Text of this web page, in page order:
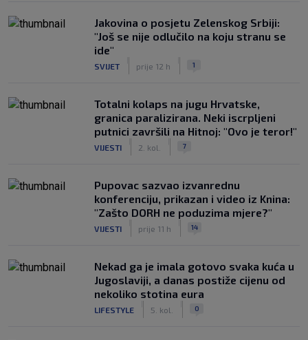
Jakovina o posjetu Zelenskog Srbiji:
"Još se nije odlučilo na koju stranu se
ide"
SVIJET prije 12 h 1
Totalni kolaps na jugu Hrvatske,
granica paralizirana. Neki iscrpljeni
putnici završili na Hitnoj: "Ovo je teror!"
VIJESTI 2. kol. 7
Pupovac sazvao izvanrednu
konferenciju, prikazan i video iz Knina:
"Zašto DORH ne poduzima mjere?"
VIJESTI prije 11 h 14
Nekad ga je imala gotovo svaka kuća u
Jugoslaviji, a danas postiže cijenu od
nekoliko stotina eura
LIFESTYLE 5. kol. 0